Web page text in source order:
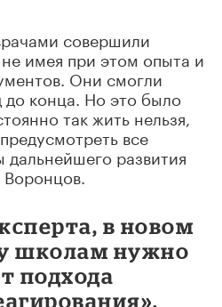
совершили
имея при этом опыта и
Они смогли
до конца. Но это было
так жить нельзя,
все
развития
в новом
школам нужно
подхода